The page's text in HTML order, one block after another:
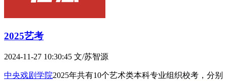
2025艺考
2024-11-27 10:30:45 文/苏智源
中央戏剧学院2025年共有10个艺术类本科专业组织校考，分别